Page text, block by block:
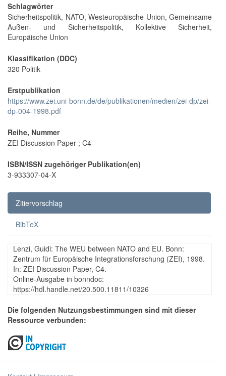
Schlagwörter
Sicherheitspolitik, NATO, Westeuropäische Union, Gemeinsame
Außen- und Sicherheitspolitik, Kollektive Sicherheit,
Europäische Union
Klassifikation (DDC)
320 Politik
Erstpublikation
https://www.zei.uni-bonn.de/de/publikationen/medien/zei-dp/zei-
dp-004-1998.pdf
Reihe, Nummer
ZEI Discussion Paper ; C4
ISBN/ISSN zugehöriger Publikation(en)
3-933307-04-X
Zitiervorschlag
BibTeX
Lenzi, Guidi: The WEU between NATO and EU. Bonn:
Zentrum für Europäische Integrationsforschung (ZEI), 1998.
In: ZEI Discussion Paper, C4.
Online-Ausgabe in bonndoc:
https://hdl.handle.net/20.500.11811/10326
Die folgenden Nutzungsbestimmungen sind mit dieser
Ressource verbunden: